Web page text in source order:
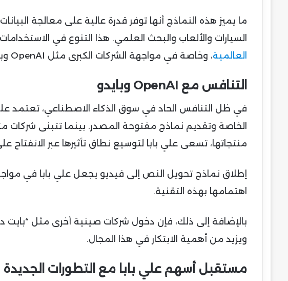
ما يميز هذه النماذج أنها توفر قدرة عالية على معالجة
السيارات والألعاب والبحث العلمي. هذا التنوع في
العالمية، وخاصة في مواجهة الشركات الكبرى مثل OpenAI وبايدو.
التنافس مع OpenAI وبايدو
في ظل التنافس الحاد في سوق الذكاء الاصطناعي، تعتمد
منتجاتها، تسعى علي بابا لتوسيع نطاق تأثيرها عبر
اهتمامها بهذه التقنية.
بالإضافة إلى ذلك، فإن دخول شركات صينية أخرى مثل
ويزيد من أهمية الابتكار في هذا المجال.
مستقبل أسهم علي بابا مع التطورات الجديدة